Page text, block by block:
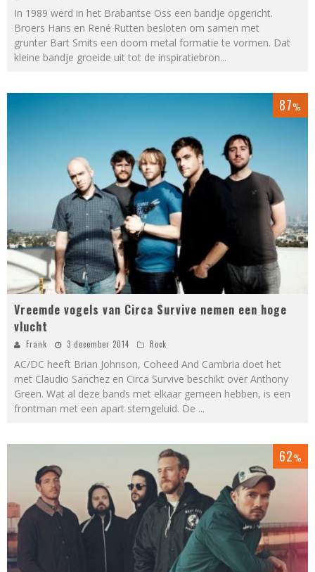
In 1989 werd in het Brabantse Oss een bandje opgericht.
Broers Hans en René Rutten besloten om samen met
grunter Bart Smits een doom metal formatie te vormen. Dat
kleine bandje groeide uit tot de inspiratiebron...
87%
Vreemde vogels van Circa Survive nemen een hoge
vlucht
Frank 3 december 2014 Rock
AC/DC heeft Brian Johnson, Coheed And Cambria doet het
met Claudio Sanchez en Circa Survive beschikt over Anthony
Green. Wat al deze bands met elkaar gemeen hebben, is een
frontman met een apart stemgeluid. De ...
62%